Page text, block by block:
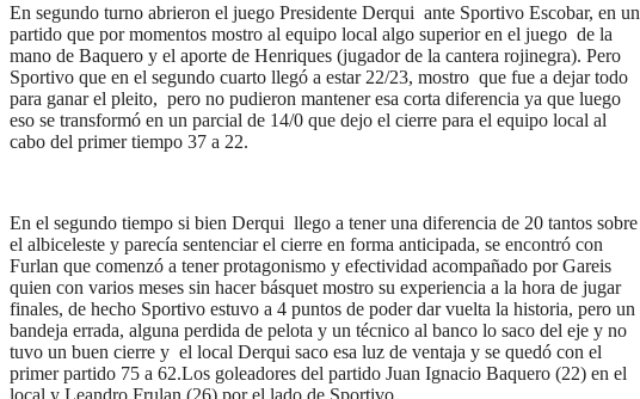
En segundo turno abrieron el juego Presidente Derqui ante Sportivo Escobar, en un
partido que por momentos mostro al equipo local algo superior en el juego de la
mano de Baquero y el aporte de Henriques (jugador de la cantera rojinegra). Pero
Sportivo que en el segundo cuarto llegó a estar 22/23, mostro que fue a dejar todo
para ganar el pleito, pero no pudieron mantener esa corta diferencia ya que luego
eso se transformó en un parcial de 14/0 que dejo el cierre para el equipo local al
cabo del primer tiempo 37 a 22.
En el segundo tiempo si bien Derqui llego a tener una diferencia de 20 tantos sobre
el albiceleste y parecía sentenciar el cierre en forma anticipada, se encontró con
Furlan que comenzó a tener protagonismo y efectividad acompañado por Gareis
quien con varios meses sin hacer básquet mostro su experiencia a la hora de jugar
finales, de hecho Sportivo estuvo a 4 puntos de poder dar vuelta la historia, pero un
bandeja errada, alguna perdida de pelota y un técnico al banco lo saco del eje y no
tuvo un buen cierre y el local Derqui saco esa luz de ventaja y se quedó con el
primer partido 75 a 62.Los goleadores del partido Juan Ignacio Baquero (22) en el
local y Leandro Frulan (26) por el lado de Sportivo.